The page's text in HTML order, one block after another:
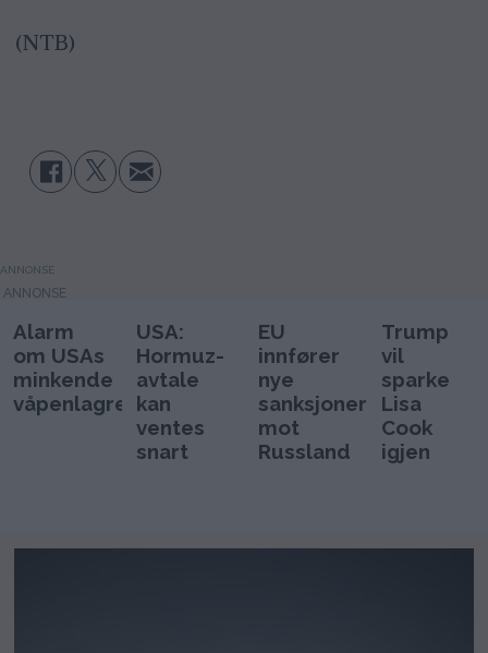
(NTB)
ANNONSE
Alarm
om USAs
minkende
våpenlagre
USA:
Hormuz-
avtale
kan
ventes
snart
EU
innfører
nye
sanksjoner
mot
Russland
Trump
vil
sparke
Lisa
Cook
igjen